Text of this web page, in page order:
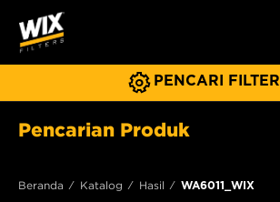
PENCARI FILTER
Pencarian Produk
Beranda Katalog Hasil WA6011_WIX